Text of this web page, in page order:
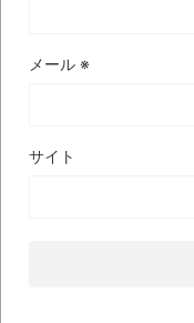
メール ※
サイト